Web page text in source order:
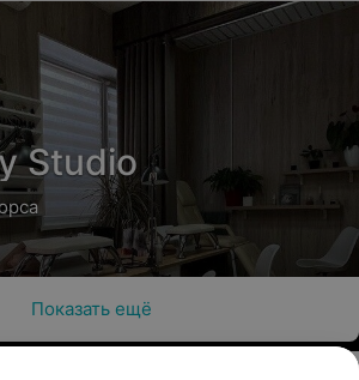
Studio
3-я Щорса
Показать ещё